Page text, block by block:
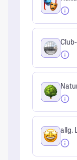
allg.